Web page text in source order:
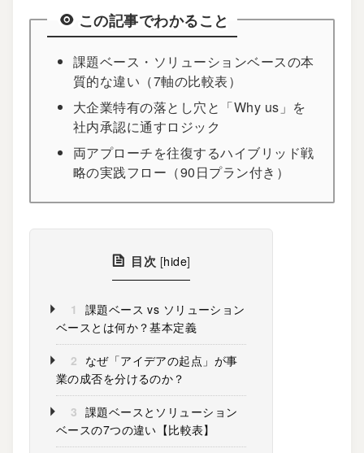
この記事でわかること
課題ベース・ソリューションベースの本
質的な違い（7軸の比較表）
大企業特有の落とし穴と「Why us」を
社内承認に通すロジック
両アプローチを往復するハイブリッド戦
略の実践フロー（90日プラン付き）
目次 [hide]
1
課題ベース vs ソリューション
ベースとは何か？基本定義
2 なぜ「アイデアの起点」が事
業の成否を分けるのか？
3 課題ベースとソリューション
ベースの7つの違い【比較表】